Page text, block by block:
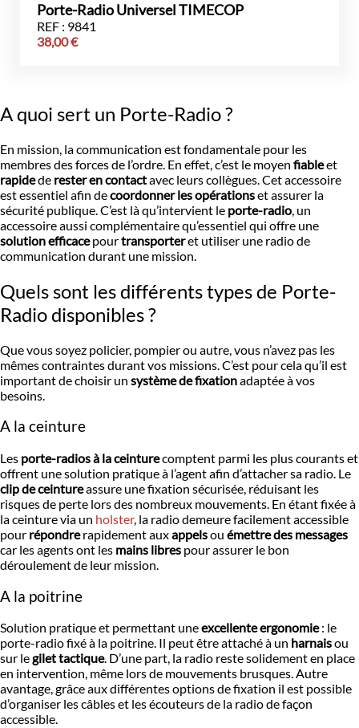
Porte-Radio Universel TIMECOP
REF : 9841
38,00€
A quoi sert un Porte-Radio ?
En mission, la communication est fondamentale pour les
membres des forces de l’ordre. En effet, c’est le moyen fiableet
rapidede rester en contactavec leurs collègues. Cet accessoire
est essentiel afin decoordonner les opérationset assurer la
sécurité publique. C’est là qu’intervient le porte-radio , un
accessoire aussi complémentaire qu’essentiel qui offre une
solution efficacepourtransporteret utiliser une radio de
communication durant une mission.
Quels sont les différents types de Porte-
Radio disponibles ?
Que vous soyez policier, pompier ou autre, vous n’avez pas les
mêmes contraintes durant vos missions. C’est pour cela qu’il est
important de choisir un système de fixationadaptée à vos
besoins.
A la ceinture
Les porte-radios à la ceinturecomptent parmi les plus courants et
offrent une solution pratique à l’agent afin d’attacher sa radio. Le
clip de ceintureassure une fixation sécurisée, réduisant les
risques de perte lors des nombreux mouvements. En étant fixée à
la ceinture via un holster, la radio demeure facilement accessible
pour répondrerapidement auxappelsou émettre des messages
car les agents ont les mains libres pour assurer le bon
déroulement de leur mission.
A la poitrine
Solution pratique et permettant uneexcellente ergonomie: le
porte-radio fixé à la poitrine. Il peut être attaché à un harnaisou
sur legilet tactique. D’une part, la radio reste solidement en place
en intervention, même lors de mouvements brusques. Autre
avantage, grâce aux différentes options de fixation il est possible
d’organiser les câbles et les écouteurs de la radio de façon
accessible.